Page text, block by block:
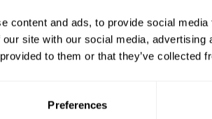
content and ads, to provide social
site with our social media,
to them or that they’ve collected
Preferences
kompetens inom både
väl till pass när vi går in och
vi är duktiga på byggteknik,
ett projekt för att det ska nå
och trygga stadsdelar för de